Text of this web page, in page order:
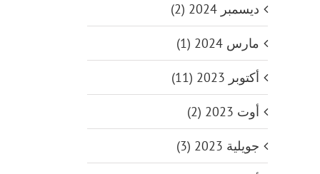
اليوم الدولي للرياضة
ديسمبر 2024 (2)
مارس 2024 (1)
أكتوبر 2023 (11)
أوت 2023 (2)
جويلية 2023 (3)